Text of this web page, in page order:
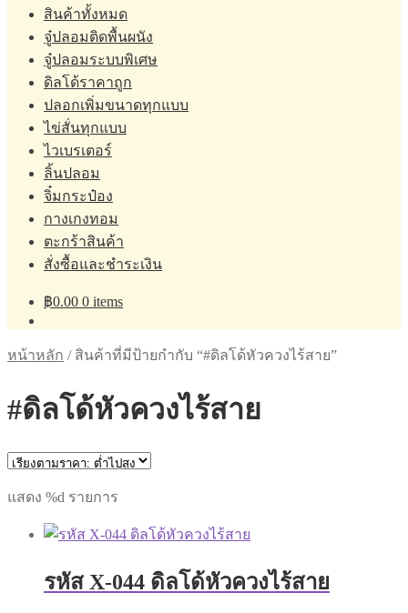
สินค้าทั้งหมด
จู๋ปลอมติดพื้นผนัง
จู๋ปลอมระบบพิเศษ
ดิลโด้ราคาถูก
ปลอกเพิ่มขนาดทุกแบบ
ไข่สั่นทุกแบบ
ไวเบรเตอร์
ลิ้นปลอม
จิ๋มกระป๋อง
กางเกงทอม
ตะกร้าสินค้า
สั่งซื้อและชำระเงิน
฿0.00 0 items
หน้าหลัก / สินค้าที่มีป้ายกำกับ “#ดิลโด้หัวควงไร้สาย”
#ดิลโด้หัวควงไร้สาย
แสดง %d รายการ
รหัส X-044 ดิลโด้หัวควงไร้สาย